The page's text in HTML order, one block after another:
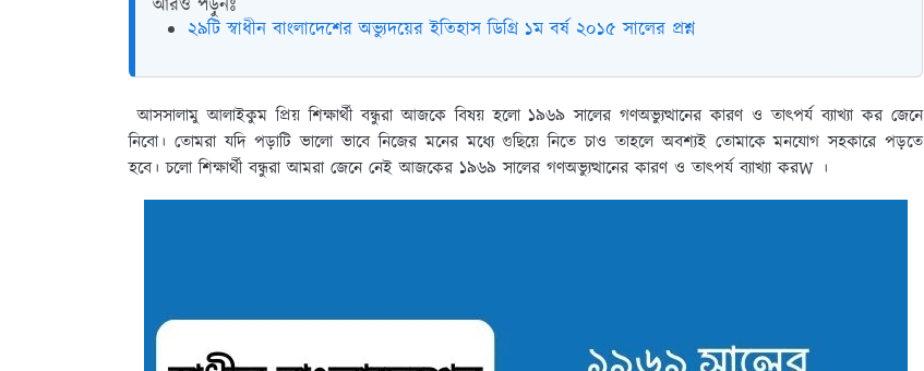
আরও পড়ুনঃ
২৯টি স্বাধীন বাংলাদেশের অভ্যুদয়ের ইতিহাস ডিগ্রি ১ম বর্ষ ২০১৫ সালের প্রশ্ন
আসসালামু আলাইকুম প্রিয় শিক্ষার্থী বন্ধুরা আজকে বিষয় হলো ১৯৬৯ সালের গণঅভ্যুত্থানের কারণ ও তাৎপর্য ব্যাখ্যা কর জেনে
নিবো। তোমরা যদি পড়াটি ভালো ভাবে নিজের মনের মধ্যে গুছিয়ে নিতে চাও তাহলে অবশ্যই তোমাকে মনযোগ সহকারে পড়তে
হবে। চলো শিক্ষার্থী বন্ধুরা আমরা জেনে নেই আজকের ১৯৬৯ সালের গণঅভ্যুত্থানের কারণ ও তাৎপর্য ব্যাখ্যা করW ।